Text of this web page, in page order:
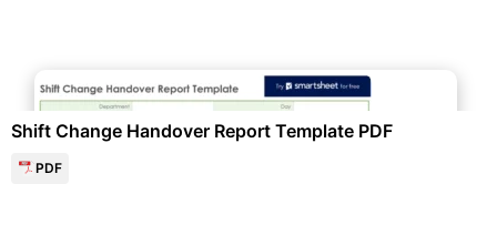
Shift Change Handover Report Template PDF
PDF